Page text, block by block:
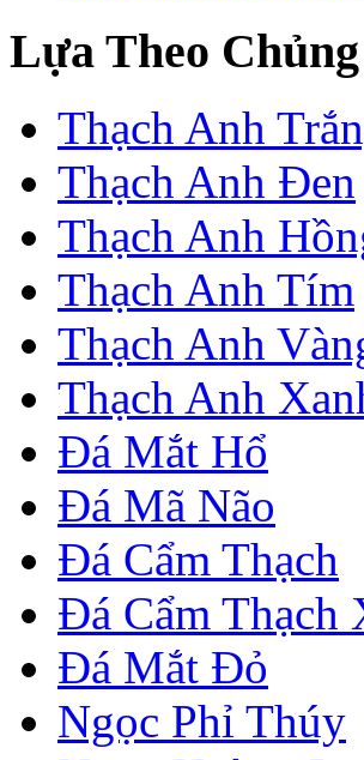
Lựa Theo
Thạch Anh
Thạch Anh Đen
Thạch Anh
Thạch Anh Tím
Thạch Anh
Thạch Anh
Đá Mắt Hổ
Đá Mã Não
Đá Cẩm Thạch
Đá Cẩm Thạch
Đá Mắt Đỏ
Ngọc Phỉ Thúy